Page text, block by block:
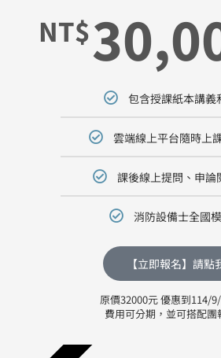
NT$
包含授課紙本講義
雲端線上平台隨時上
課後線上提問、申論
消防設備士全國
【立即報名】請點
原價32000元 優惠到114/
費用可分期，並可搭配團